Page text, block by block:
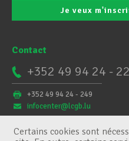
Je veux
Contact
+352 49 94 24 -
+352 49 94 24 - 249
infocenter@lcgb.lu
Certains cookies sont